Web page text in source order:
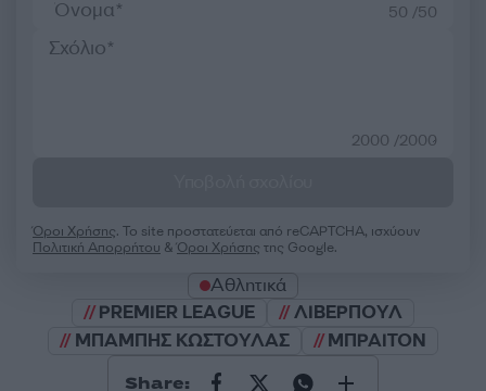
50 /50
2000 /2000
Όροι Χρήσης. Το site προστατεύεται από reCAPTCHA, ισχύουν
Πολιτική Απορρήτου &Όροι Χρήσης της Google.
Αθλητικά
PREMIER LEAGUE
ΛΙΒΕΡΠΟΥΛ
ΜΠΑΜΠΗΣ ΚΩΣΤΟΥΛΑΣ
ΜΠΡΑΙΤΟΝ
Share: